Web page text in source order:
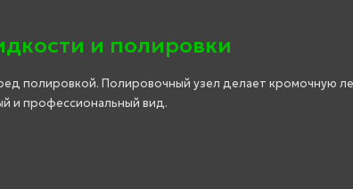
и полировки
полировкой. Полировочный узел делает кромочную
и профессиональный вид.